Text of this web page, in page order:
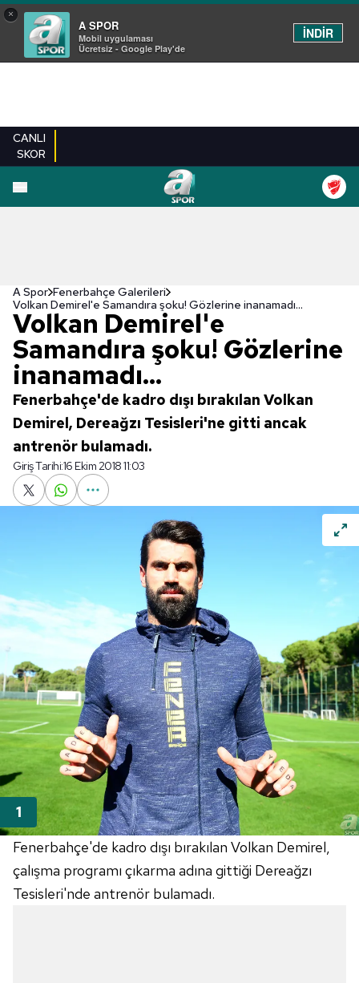
×
A SPOR
Mobil uygulaması
Ücretsiz - Google Play'de
İNDİR
CANLI
SKOR
EN YENILER
A Spor Fenerbahçe Galerileri
Volkan Demirel'e Samandıra şoku! Gözlerine inanamadı...
Volkan Demirel'e
Samandıra şoku! Gözlerine
inanamadı...
Fenerbahçe'de kadro dışı bırakılan Volkan
Demirel, Dereağzı Tesisleri'ne gitti ancak
antrenör bulamadı.
Giriş Tarihi:16 Ekim 2018 11:03
Fenerbahçe'de kadro dışı bırakılan Volkan Demirel,
çalışma programı çıkarma adına gittiği Dereağzı
Tesisleri'nde antrenör bulamadı.